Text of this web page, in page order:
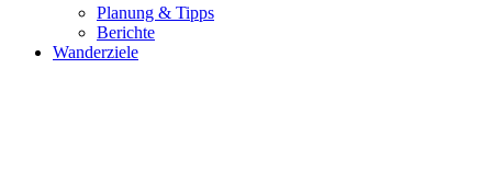
Planung & Tipps
Berichte
Wanderziele